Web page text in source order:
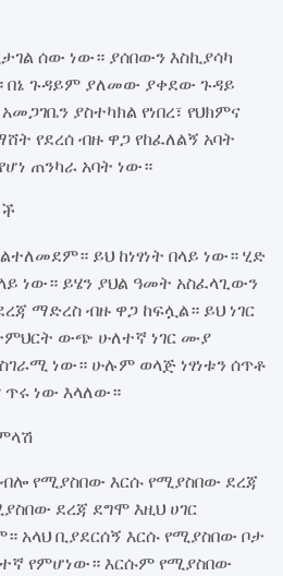
ሰው ነው። ያሰበውን እስኪያሳካ
በኔ ጉዳይም ያለመው ያቀደው ጉዳይ
ያስተካክል የነበረ፣ የህክምና
የደረሰ ብዙ ዋጋ የከፈለልኝ አባት
ጠንካራ አባት ነው።
ይህ ከነፃነት በላይ ነው። ሂድ
ነው። ይሄን ያህል ዓመት አስፈላጊውን
ማድረስ ብዙ ዋጋ ከፍሏል። ይህ ነገር
ውጭ ሁለተኛ ነገር ሙያ
ነው። ሁሉም ወላጅ ነፃነቱን ሰጥቶ
ጥሩ ነው እላለው።
ብሎ የሚያስበው እርሱ የሚያስበው ደረጃ
ደረጃ ደግሞ እዚህ ሀገር
አላህ ቢያደርሰኝ እርሱ የሚያስበው ቦታ
የምሆነው። እርሱም የሚያስበው